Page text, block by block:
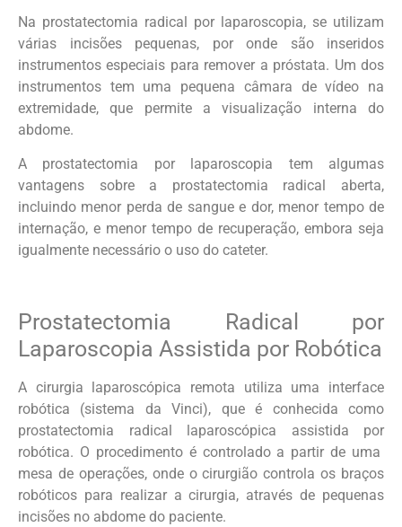
Na prostatectomia radical por laparoscopia, se utilizam
várias incisões pequenas, por onde são inseridos
instrumentos especiais para remover a próstata. Um dos
instrumentos tem uma pequena câmara de vídeo na
extremidade, que permite a visualização interna do
abdome.
A prostatectomia por laparoscopia tem algumas
vantagens sobre a prostatectomia radical aberta,
incluindo menor perda de sangue e dor, menor tempo de
internação, e menor tempo de recuperação, embora seja
igualmente necessário o uso do cateter.
Prostatectomia Radical por
Laparoscopia Assistida por Robótica
A cirurgia laparoscópica remota utiliza uma interface
robótica (sistema da Vinci), que é conhecida como
prostatectomia radical laparoscópica assistida por
robótica. O procedimento é controlado a partir de uma
mesa de operações, onde o cirurgião controla os braços
robóticos para realizar a cirurgia, através de pequenas
incisões no abdome do paciente.